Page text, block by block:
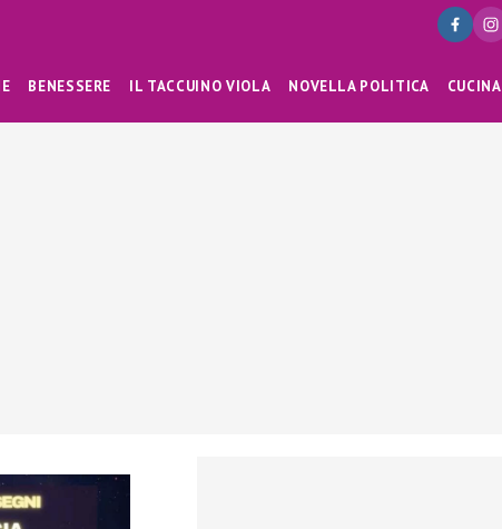
BENESSERE IL TACCUINO VIOLA NOVELLA POLITICA CUCINA